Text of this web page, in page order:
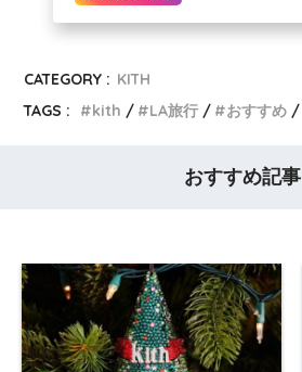
CATEGORY : KITH
TAGS :
kith LA旅行 おすすめ
おすすめ記事